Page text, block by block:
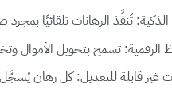
: تُنفَّذ الرهانات تلقائيًا
الرقمية: تسمح بتحويل الأموال
غير قابلة للتعديل: كل رهان يُسجَّل